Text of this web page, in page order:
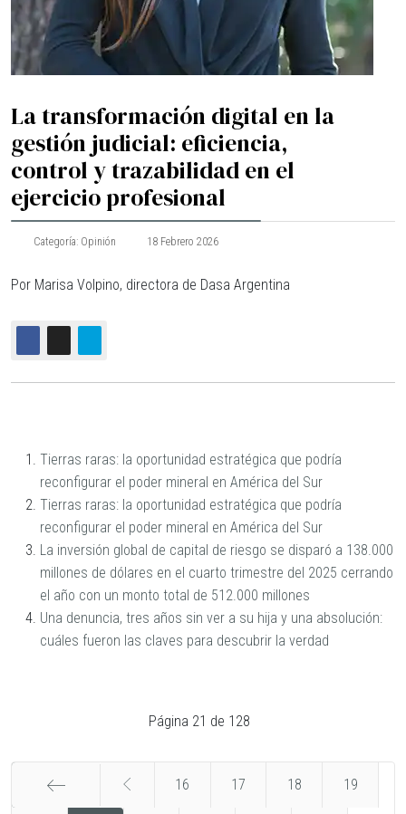
La transformación digital en la
gestión judicial: eficiencia,
control y trazabilidad en el
ejercicio profesional
Categoría: Opinión 18 Febrero 2026
Por Marisa Volpino, directora de Dasa Argentina
Tierras raras: la oportunidad estratégica que podría
reconfigurar el poder mineral en América del Sur
Tierras raras: la oportunidad estratégica que podría
reconfigurar el poder mineral en América del Sur
La inversión global de capital de riesgo se disparó a 138.000
millones de dólares en el cuarto trimestre del 2025 cerrando
el año con un monto total de 512.000 millones
Una denuncia, tres años sin ver a su hija y una absolución:
cuáles fueron las claves para descubrir la verdad
Página 21 de 128
16 17 18 19